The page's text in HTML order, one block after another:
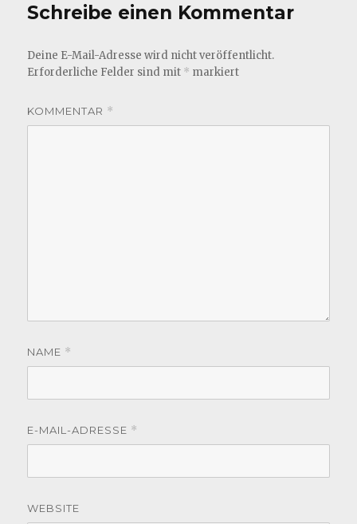
Schreibe einen Kommentar
Deine E-Mail-Adresse wird nicht veröffentlicht.
Erforderliche Felder sind mit * markiert
KOMMENTAR *
NAME *
E-MAIL-ADRESSE *
WEBSITE